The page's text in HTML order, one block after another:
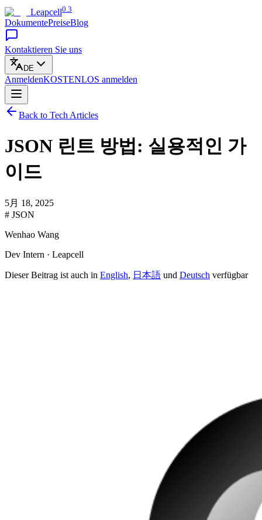
Leapcell0.3
DokumentePreiseBlog
Kontaktieren Sie uns
DE
AnmeldenKOSTENLOS anmelden
Back to Tech Articles
JSON 린트 방법: 실용적인 가
이드
5月 18, 2025
# JSON
Wenhao Wang
Dev Intern · Leapcell
Dieser Beitrag ist auch in English, 日本語 und Deutsch verfügbar